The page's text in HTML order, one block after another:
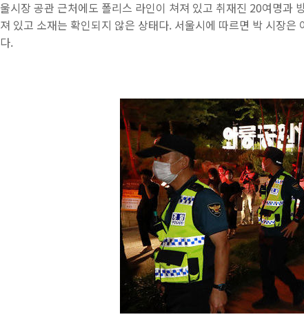
울시장 공관 근처에도 폴리스 라인이 쳐져 있고 취재진 20여명과
져 있고 소재는 확인되지 않은 상태다. 서울시에 따르면 박 시장
다.